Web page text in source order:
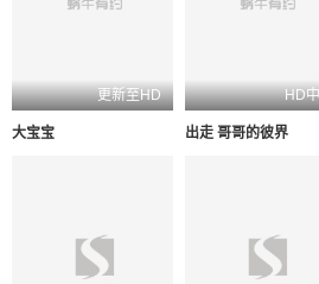
更新至HD
大宝宝
HD
出走 哥哥的彼界